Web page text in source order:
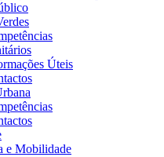
Úteis
e Mobilidade